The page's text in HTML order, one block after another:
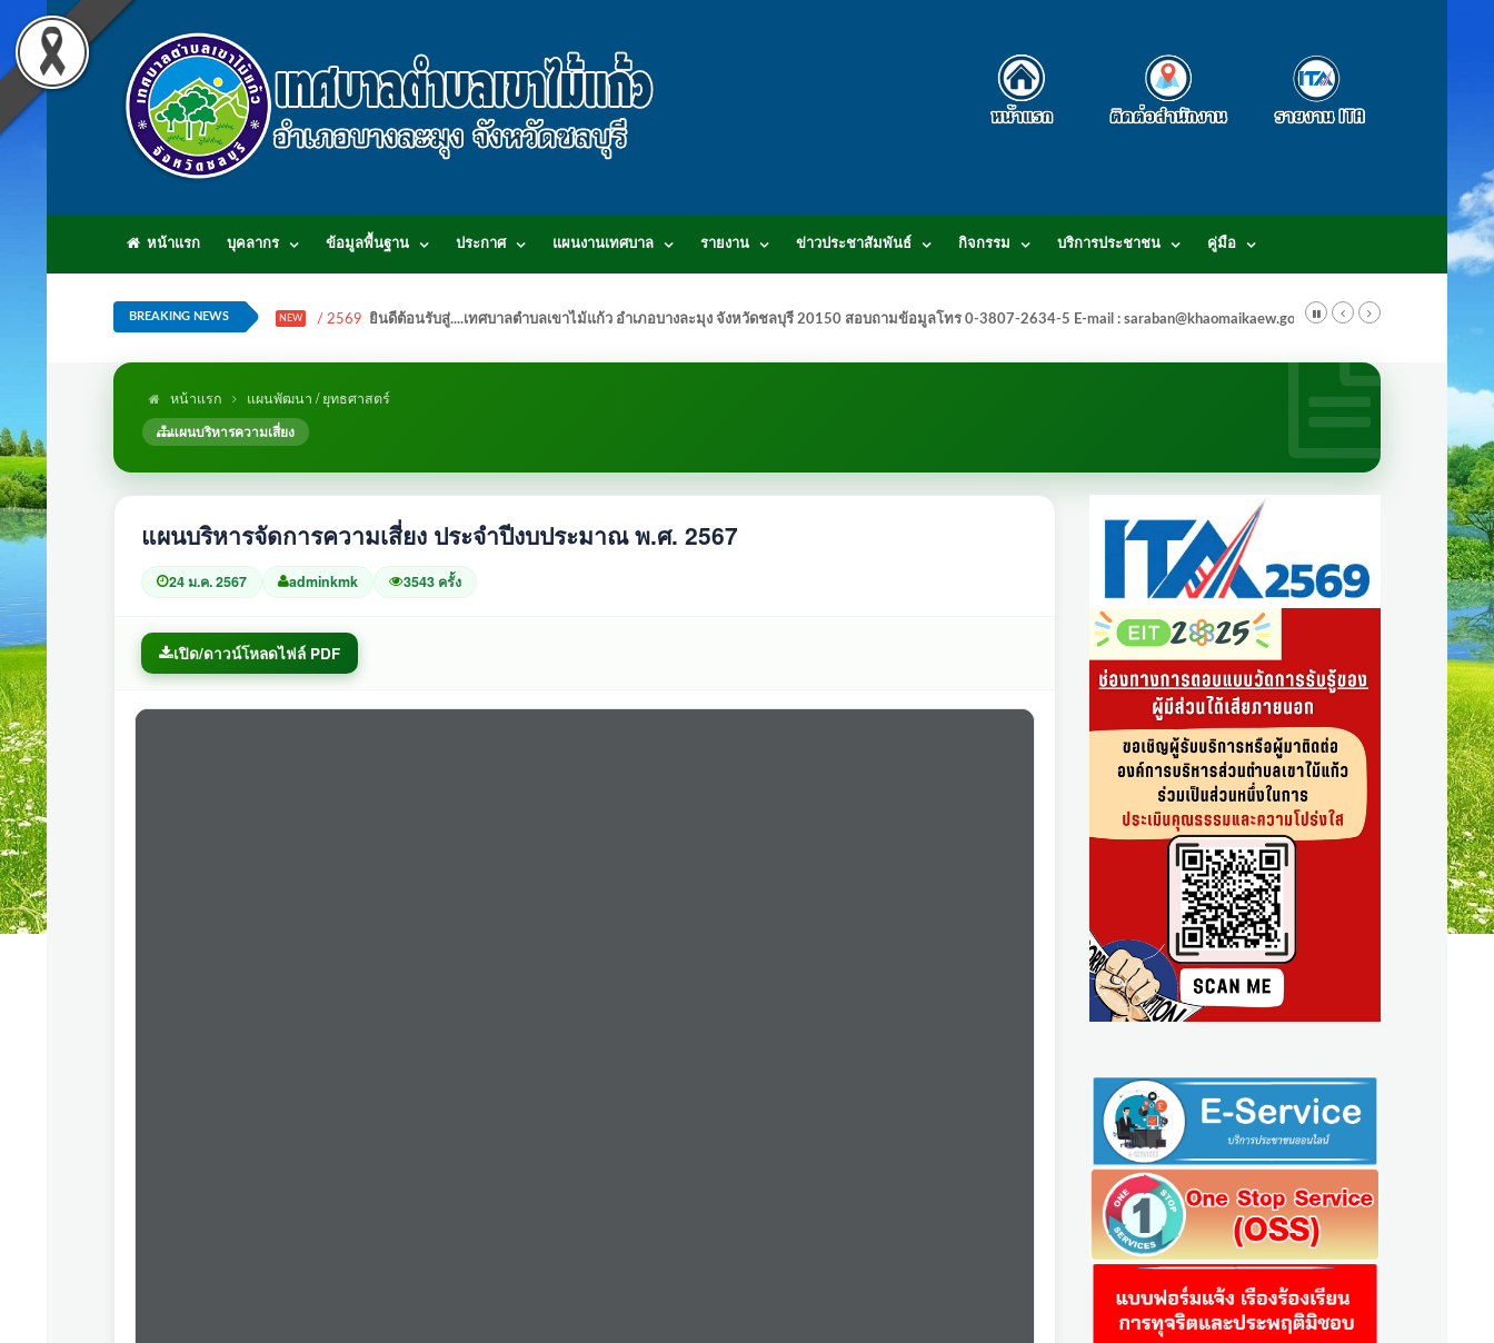
หน้าแรก บุคลากร ข้อมูลพื้นฐาน ประกาศ แผนงานเทศบาล รายงาน ข่าวประชาสัมพันธ์ กิจกรรม บริการประชาชน คู่มือ
BREAKING NEWS NEW / 2569 ยินดีต้อนรับสู่....เทศบาลตำบลเขาไม้แก้ว อำเภอบางละมุง จังหวัดชลบุรี 20150 สอบถามข้อมูลโทร 0-3807-2634-5 E-mail : saraban@khaomaikaew.go.th
หน้าแรก
แผนพัฒนา / ยุทธศาสตร์
แผนบริหารความเสี่ยง
แผนบริหารจัดการความเสี่ยง ประจำปีงบประมาณ พ.ศ. 2567
24 ม.ค. 2567 adminkmk 3543 ครั้ง
เปิด/ดาวน์โหลดไฟล์ PDF